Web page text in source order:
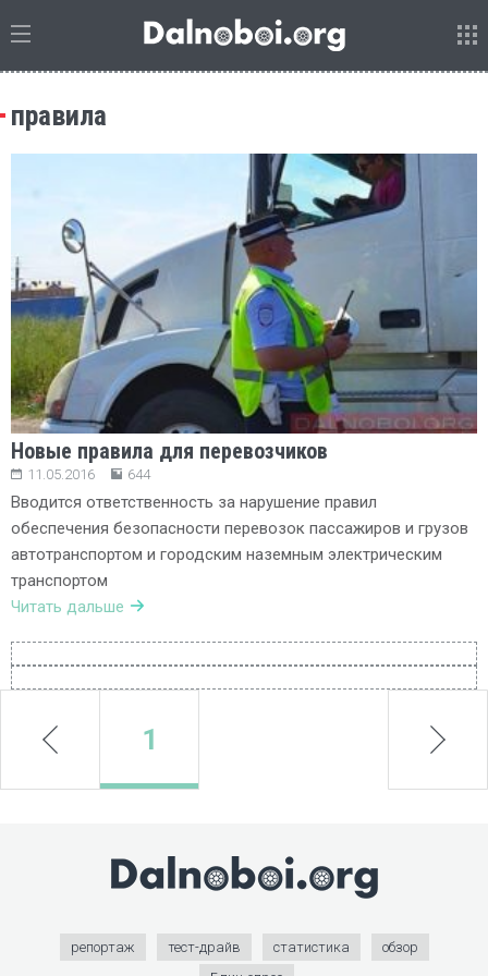
правила
Новые правила для перевозчиков
11.05.2016 644
Вводится ответственность за нарушение правил
обеспечения безопасности перевозок пассажиров и грузов
автотранспортом и городским наземным электрическим
транспортом
Читать дальше
prev 1 next
репортаж тест-драйв статистика
обзор